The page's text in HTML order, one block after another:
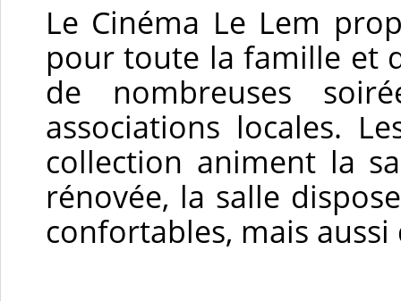
Le Cinéma Le Lem
pour toute la famille et
de nombreuses
associations locales.
collection animent la
rénovée, la salle
confortables, mais